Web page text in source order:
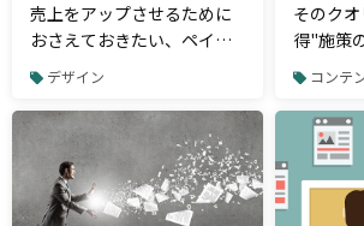
売上をアップさせるために
おさえておきたい、ペイメ
ントデザイン入門
デザイン
そのク
得"施策
"課題解
ー" を
制作の
コンテンツマ